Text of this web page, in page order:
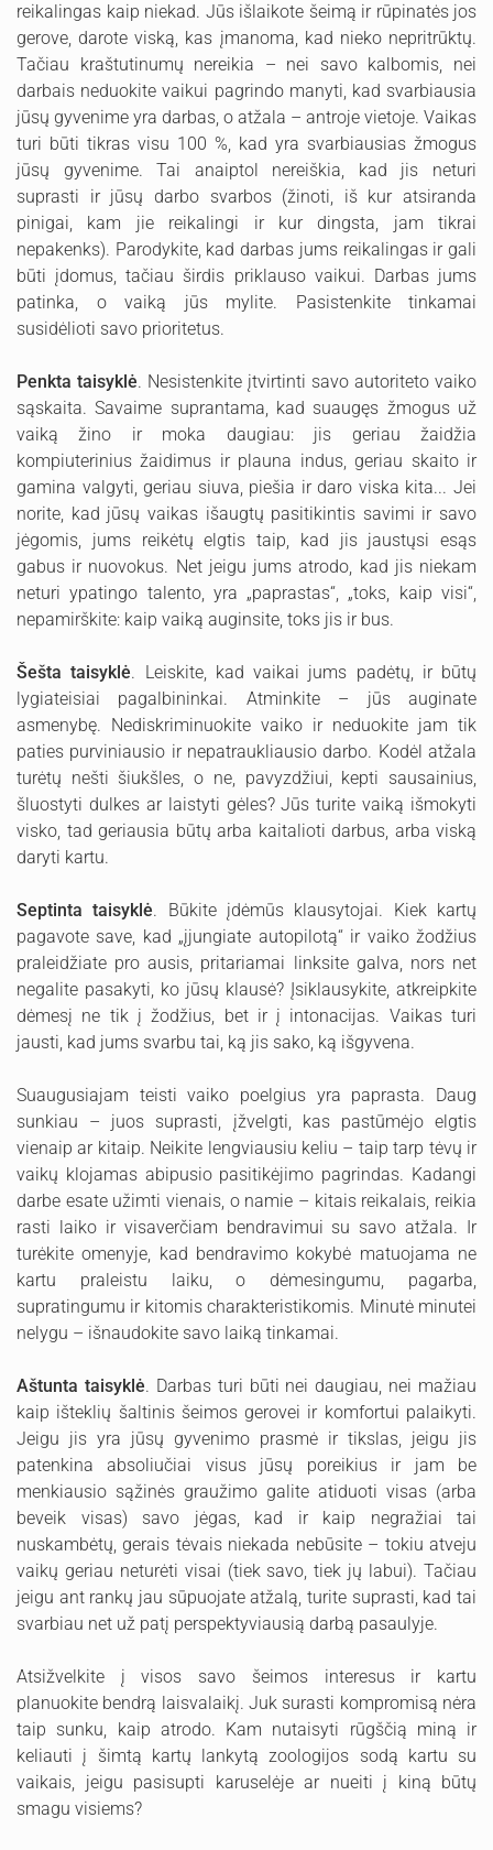
reikalingas kaip niekad. Jūs išlaikote šeimą ir rūpinatės jos
gerove, darote viską, kas įmanoma, kad nieko nepritrūktų.
Tačiau kraštutinumų nereikia – nei savo kalbomis, nei
darbais neduokite vaikui pagrindo manyti, kad svarbiausia
jūsų gyvenime yra darbas, o atžala – antroje vietoje. Vaikas
turi būti tikras visu 100 %, kad yra svarbiausias žmogus
jūsų gyvenime. Tai anaiptol nereiškia, kad jis neturi
suprasti ir jūsų darbo svarbos (žinoti, iš kur atsiranda
pinigai, kam jie reikalingi ir kur dingsta, jam tikrai
nepakenks). Parodykite, kad darbas jums reikalingas ir gali
būti įdomus, tačiau širdis priklauso vaikui. Darbas jums
patinka, o vaiką jūs mylite. Pasistenkite tinkamai
susidėlioti savo prioritetus.
Penkta taisyklė. Nesistenkite įtvirtinti savo autoriteto vaiko
sąskaita. Savaime suprantama, kad suaugęs žmogus už
vaiką žino ir moka daugiau: jis geriau žaidžia
kompiuterinius žaidimus ir plauna indus, geriau skaito ir
gamina valgyti, geriau siuva, piešia ir daro viska kita... Jei
norite, kad jūsų vaikas išaugtų pasitikintis savimi ir savo
jėgomis, jums reikėtų elgtis taip, kad jis jaustųsi esąs
gabus ir nuovokus. Net jeigu jums atrodo, kad jis niekam
neturi ypatingo talento, yra „paprastas“, „toks, kaip visi“,
nepamirškite: kaip vaiką auginsite, toks jis ir bus.
Šešta taisyklė. Leiskite, kad vaikai jums padėtų, ir būtų
lygiateisiai pagalbininkai. Atminkite – jūs auginate
asmenybę. Nediskriminuokite vaiko ir neduokite jam tik
paties purviniausio ir nepatraukliausio darbo. Kodėl atžala
turėtų nešti šiukšles, o ne, pavyzdžiui, kepti sausainius,
šluostyti dulkes ar laistyti gėles? Jūs turite vaiką išmokyti
visko, tad geriausia būtų arba kaitalioti darbus, arba viską
daryti kartu.
Septinta taisyklė. Būkite įdėmūs klausytojai. Kiek kartų
pagavote save, kad „įjungiate autopilotą“ ir vaiko žodžius
praleidžiate pro ausis, pritariamai linksite galva, nors net
negalite pasakyti, ko jūsų klausė? Įsiklausykite, atkreipkite
dėmesį ne tik į žodžius, bet ir į intonacijas. Vaikas turi
jausti, kad jums svarbu tai, ką jis sako, ką išgyvena.
Suaugusiajam teisti vaiko poelgius yra paprasta. Daug
sunkiau – juos suprasti, įžvelgti, kas pastūmėjo elgtis
vienaip ar kitaip. Neikite lengviausiu keliu – taip tarp tėvų ir
vaikų klojamas abipusio pasitikėjimo pagrindas. Kadangi
darbe esate užimti vienais, o namie – kitais reikalais, reikia
rasti laiko ir visaverčiam bendravimui su savo atžala. Ir
turėkite omenyje, kad bendravimo kokybė matuojama ne
kartu praleistu laiku, o dėmesingumu, pagarba,
supratingumu ir kitomis charakteristikomis. Minutė minutei
nelygu – išnaudokite savo laiką tinkamai.
Aštunta taisyklė. Darbas turi būti nei daugiau, nei mažiau
kaip išteklių šaltinis šeimos gerovei ir komfortui palaikyti.
Jeigu jis yra jūsų gyvenimo prasmė ir tikslas, jeigu jis
patenkina absoliučiai visus jūsų poreikius ir jam be
menkiausio sąžinės graužimo galite atiduoti visas (arba
beveik visas) savo jėgas, kad ir kaip negražiai tai
nuskambėtų, gerais tėvais niekada nebūsite – tokiu atveju
vaikų geriau neturėti visai (tiek savo, tiek jų labui). Tačiau
jeigu ant rankų jau sūpuojate atžalą, turite suprasti, kad tai
svarbiau net už patį perspektyviausią darbą pasaulyje.
Atsižvelkite į visos savo šeimos interesus ir kartu
planuokite bendrą laisvalaikį. Juk surasti kompromisą nėra
taip sunku, kaip atrodo. Kam nutaisyti rūgščią miną ir
keliauti į šimtą kartų lankytą zoologijos sodą kartu su
vaikais, jeigu pasisupti karuselėje ar nueiti į kiną būtų
smagu visiems?